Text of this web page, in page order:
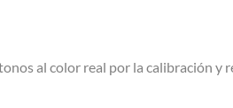
al color real por la calibración y